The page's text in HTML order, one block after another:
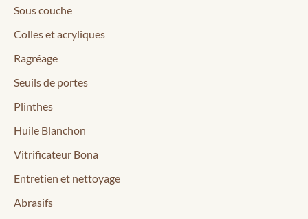
Sous couche
Colles et acryliques
Ragréage
Seuils de portes
Plinthes
Huile Blanchon
Vitrificateur Bona
Entretien et nettoyage
Abrasifs